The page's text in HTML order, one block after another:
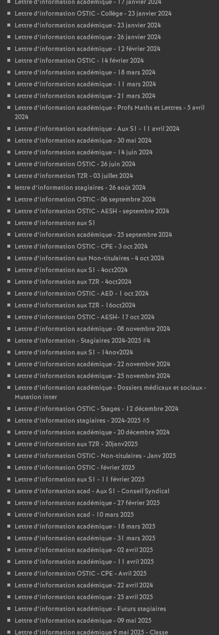
Lettre d’information académique - 17 janvier 2024
Lettre d’information OSTIC - Collège - 23 janvier 2024
Lettre d’information académique - 23 janvier 2024
Lettre d’information académique - 26 janvier 2024
Lettre d’information académique - 12 février 2024
Lettre d’information OSTIC - 14 février 2024
Lettre d’information académique - 18 mars 2024
Lettre d’information académique - 11 mars 2024
Lettre d’information académique - 21 mars 2024
Lettre d’information académique - Profs Maths et Lettres - 5 avril
2024
Lettre d’information académique - Aux S1 - 11 avril 2024
Lettre d’information académique - 30 mai 2024
Lettre d’information académique - 14 juin 2024
Lettre d’information OSTIC - 26 juin 2024
Lettre d’information TZR - 03 juillet 2024
lettre d’information stagiaires - 26 août 2024
Lettre d’information OSTIC - 06 septembre 2024
Lettre d’information OSTIC - AESH - septembre 2024
Lettre d’information aux S1
Lettre d’information académique - 25 septembre 2024
Lettre d’information OSTIC - CPE - 3 oct 2024
Lettre d’information aux Non-titulaires - 4 oct 2024
Lettre d’information aux S1 - 4oct2024
Lettre d’information aux TZR - 4oct2024
Lettre d’information OSTIC - AED - 1 oct 2024
Lettre d’information aux TZR - 16oct2024
Lettre d’information OSTIC - AESH- 17 oct 2024
Lettre d’information académique - 08 novembre 2024
Lettre d’information - Stagiaires 2024-2025 #4
Lettre d’information aux S1 - 14nov2024
Lettre d’information académique - 22 novembre 2024
Lettre d’information académique - 25 novembre 2024
Lettre d’information académique - Dossiers médicaux et sociaux -
Mutation inter
Lettre d’information OSTIC - Stages - 12 décembre 2024
Lettre d’information stagiaires - 2024-2025 #5
Lettre d’information académique - 20 décembre 2024
Lettre d’information aux TZR - 20janv2025
Lettre d’information OSTIC - Non-titulaires - Janv 2025
Lettre d’information OSTIC - février 2025
Lettre d’information aux S1 - 11 février 2025
Lettre d’information acad - Aux S1 - Conseil Syndical
Lettre d’information académique - 27 février 2025
Lettre d’information acad - 10 mars 2025
Lettre d’information académique - 18 mars 2025
Lettre d’information académique - 31 mars 2025
Lettre d’information académique - 02 avril 2025
Lettre d’information académique - 11 avril 2025
Lettre d’information OSTIC - CPE - Avril 2025
Lettre d’information académique - 22 avril 2024
Lettre d’information académique - 25 avril 2025
Lettre d’information académique - Futurs stagiaires
Lettre d’information académique - 09 mai 2025
Lettre d’information académique 9 mai 2025 - Classe